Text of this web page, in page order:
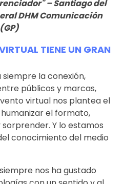
– Santiago del
DHM Comunicación
(GP)
TIENE UN GRAN
la conexión,
públicos y marcas,
virtual nos plantea el
el formato,
Y lo estamos
conocimiento del medio
nos ha gustado